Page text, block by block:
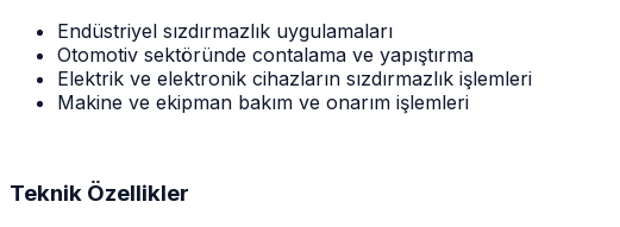
Endüstriyel sızdırmazlık uygulamaları
Otomotiv sektöründe contalama ve yapıştırma
Elektrik ve elektronik cihazların sızdırmazlık işlemleri
Makine ve ekipman bakım ve onarım işlemleri
Teknik Özellikler